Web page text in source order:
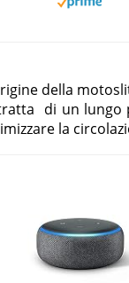
della
di un lungo
la